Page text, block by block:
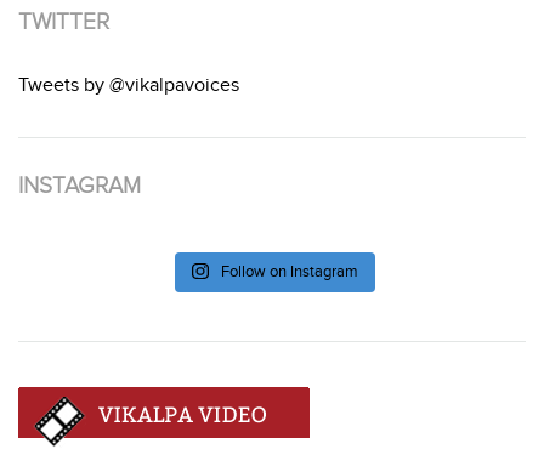
TWITTER
Tweets by @vikalpavoices
INSTAGRAM
Follow on Instagram